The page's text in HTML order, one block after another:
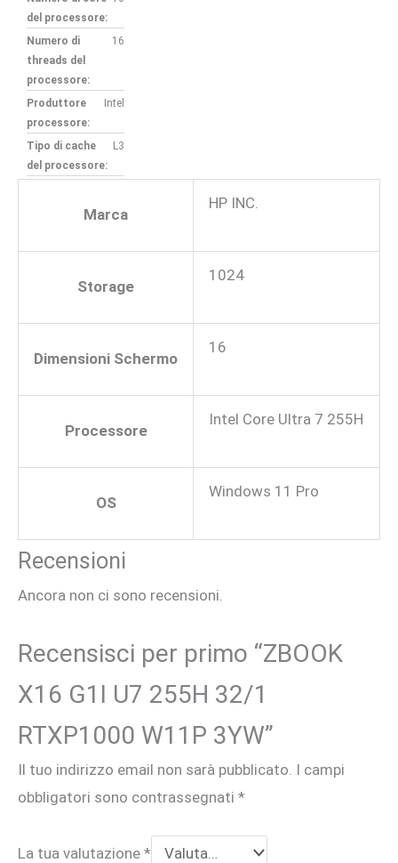
del processore:
Numero di
threads del
processore:
16
Produttore
processore:
Intel
Tipo di cache
del processore:
L3
Marca
HP INC.
Storage
1024
Dimensioni Schermo
16
Processore
Intel Core Ultra 7 255H
OS
Windows 11 Pro
Recensioni
Ancora non ci sono recensioni.
Recensisci per primo “ZBOOK
X16 G1I U7 255H 32/1
RTXP1000 W11P 3YW”
Il tuo indirizzo email non sarà pubblicato. I campi
obbligatori sono contrassegnati *
La tua valutazione *